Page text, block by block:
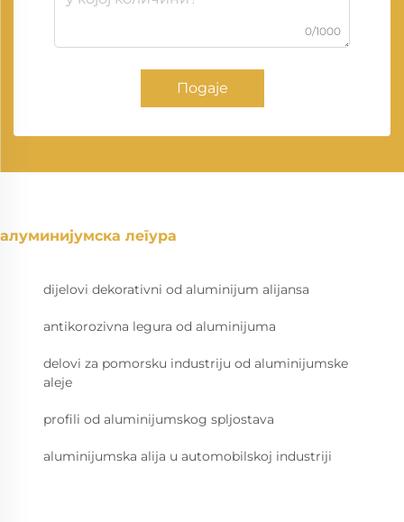
0/1000
Подаје
алуминијумска легура
dijelovi dekorativni od aluminijum alijansa
antikorozivna legura od aluminijuma
delovi za pomorsku industriju od aluminijumske
aleje
profili od aluminijumskog spljostava
aluminijumska alija u automobilskoj industriji